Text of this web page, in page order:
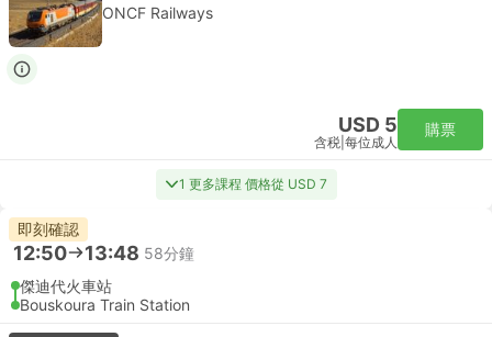
ONCF Railways
USD 5
含税 每位成人
購票
1 更多課程 價格從 USD 7
即刻確認
12:50 13:48 58分鐘
傑迪代火車站
Bouskoura Train Station